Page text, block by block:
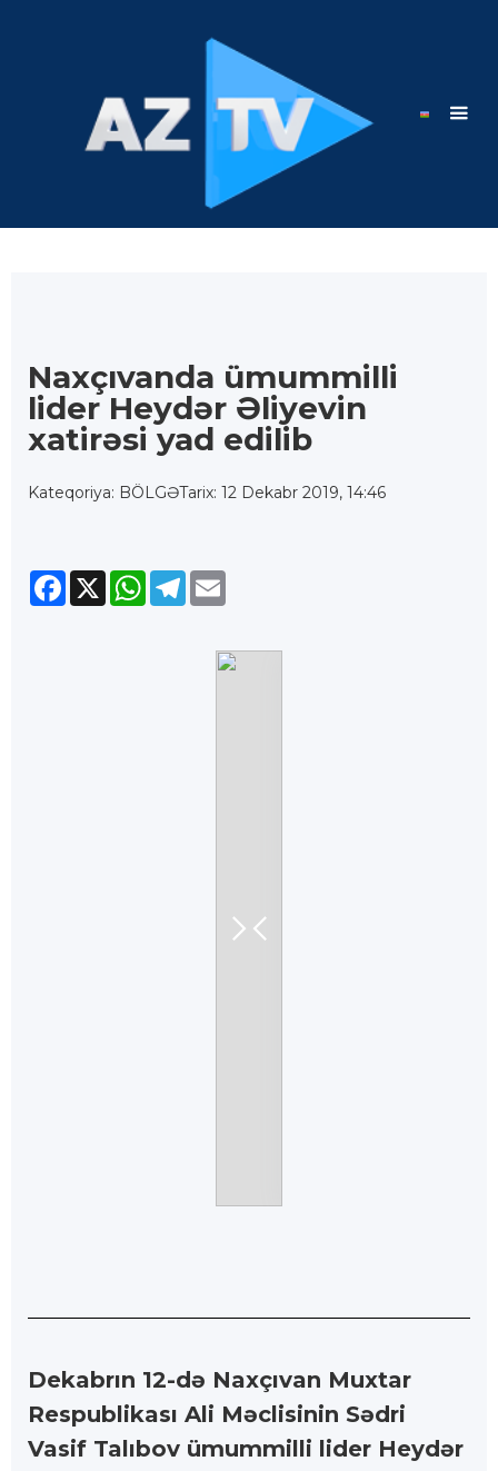
Naxçıvanda ümummilli
lider Heydər Əliyevin
xatirəsi yad edilib
Kateqoriya: BÖLGƏTarix: 12 Dekabr 2019, 14:46
Facebook
X WhatsApp
Telegram
Dekabrın 12-də Naxçıvan Muxtar
Respublikası Ali Məclisinin Sədri
Vasif Talıbov ümummilli lider Heydər